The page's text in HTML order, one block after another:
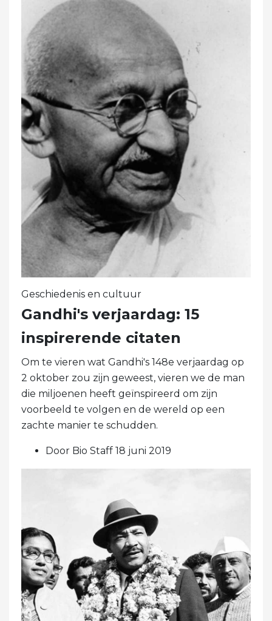
Geschiedenis en cultuur
Gandhi's verjaardag: 15
inspirerende citaten
Om te vieren wat Gandhi's 148e verjaardag op
2 oktober zou zijn geweest, vieren we de man
die miljoenen heeft geïnspireerd om zijn
voorbeeld te volgen en de wereld op een
zachte manier te schudden.
Door Bio Staff 18 juni 2019